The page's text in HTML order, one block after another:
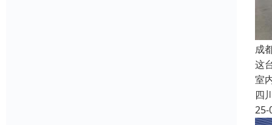
成
这
室
四
25-